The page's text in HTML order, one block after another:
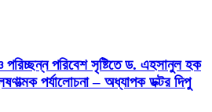
পরিচ্ছন্ন পরিবেশ সৃষ্টিতে ড. এহসানুল হক
পর্যালোচনা – অধ্যাপক ডক্টর দিপু